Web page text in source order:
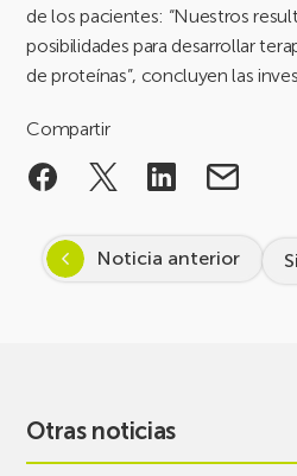
de los pacientes: “Nuestros
posibilidades para desarrollar
de proteínas”, concluyen las
Compartir
Noticia anterior
Otras noticias